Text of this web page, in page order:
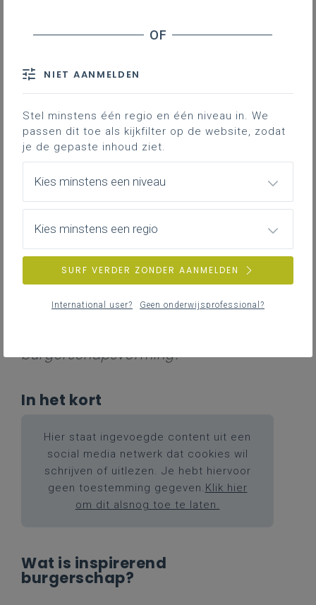
VERBINDEND DIALOGEREN
REFLECTEREN
Uitkomst van de regel van 4:
Leerlingen leren over...
Inspirerend burgerschap, samen
verantwoordelijk voor de school
Waarom inspirerend burgerschap?
Samengevat in één schema
Hoe werk je aan inspirerend burgerschap?
Downloads
Contact
burgerschapsvorming?
In het kort
Hier staat ingevoegde content uit een
social media netwerk dat cookies wil
schrijven of uitlezen. Je hebt hiervoor
geen toestemming gegeven. Klik hier
om dit alsnog toe te laten.
Wat is inspirerend
burgerschap?
NIET AANMELDEN
Stel minstens één regio en één niveau in. We
passen dit toe als kijkfilter op de website, zodat
je de gepaste inhoud ziet.
Kies minstens een niveau
Kies minstens een regio
SURF VERDER ZONDER AANMELDEN
International user? Geen onderwijsprofessional?